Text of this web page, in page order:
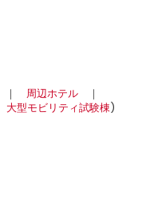
｜ 周辺ホテル ｜
大型モビリティ試験棟)